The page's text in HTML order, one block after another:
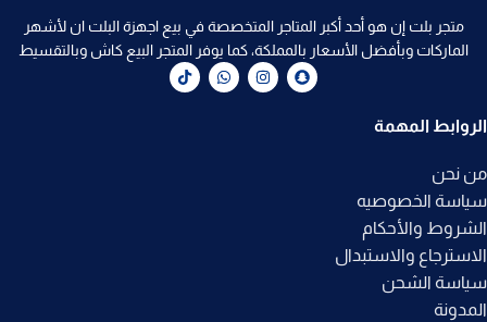
متجر بلت إن هو أحد أكبر المتاجر المتخصصة في بيع اجهزة البلت ان لأشهر
الماركات وبأفضل الأسعار بالمملكة، كما يوفر المتجر البيع كاش وبالتقسيط
الروابط المهمة
من نحن
سياسة الخصوصيه
الشروط والأحكام
الاسترجاع والاستبدال
سياسة الشحن
المدونة